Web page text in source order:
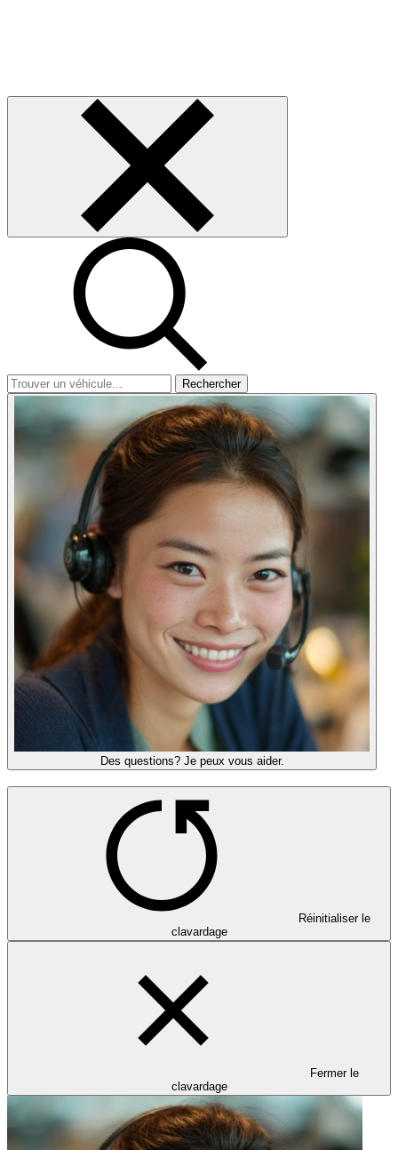
Rechercher
Des questions? Je peux vous aider.
Réinitialiser le
clavardage
Fermer le
clavardage